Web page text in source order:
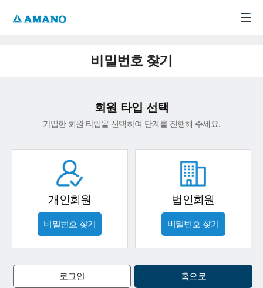
비밀번호 찾기
회원 타입 선택
가입한 회원 타입을 선택하여 단계를 진행해 주세요.
개인회원
비밀번호 찾기
법인회원
비밀번호 찾기
로그인 홈으로